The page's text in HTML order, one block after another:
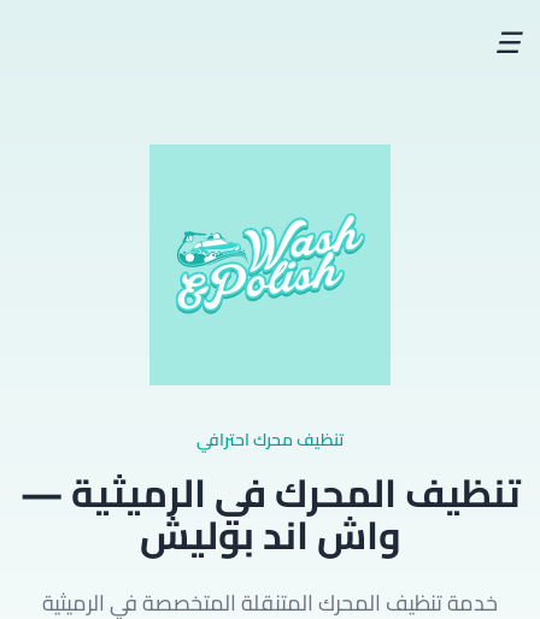
☰
تنظيف محرك احترافي
تنظيف المحرك في الرميثية —
واش اند بوليش
خدمة تنظيف المحرك المتنقلة المتخصصة في الرميثية